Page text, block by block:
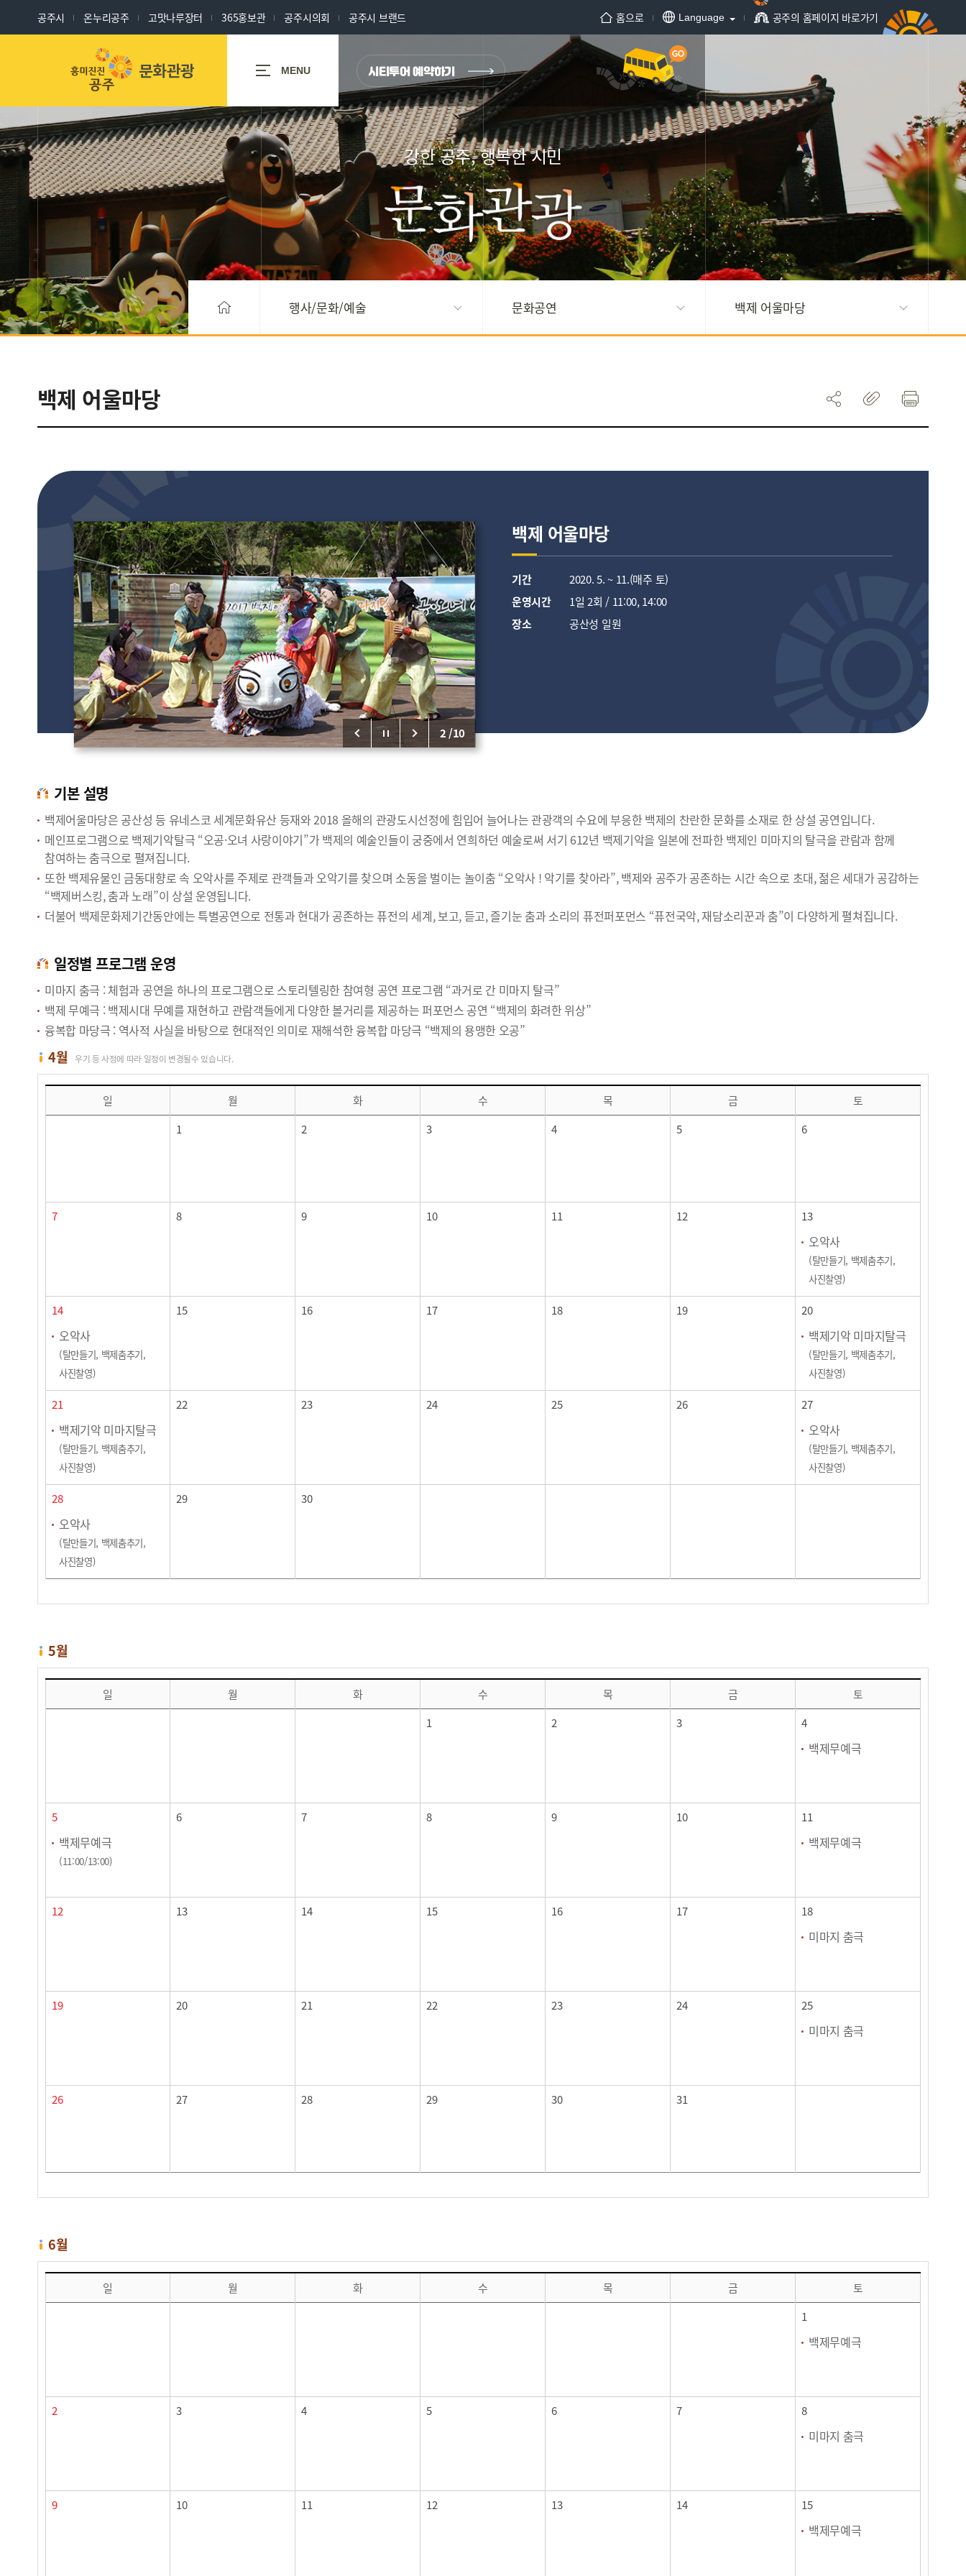
공주시 온누리공주 고맛나루장터 365홍보관 공주시의회 공주시 브랜드 홈으로 Language 공주의 홈페이지 바로가기
MENU
세계유산도시
공주
공주
관광명소
축제/체험/
역사
행사/문화/
쇼핑
추천여행
관광도우미
강한 공주, 행복한 시민
행사/문화/예술 문화공연 백제 어울마당
백제 어울마당
2 /10
백제 어울마당
기간
2020. 5. ~ 11.(매주 토)
운영시간
1일 2회 / 11:00, 14:00
장소
공산성 일원
기본 설명
백제어울마당은 공산성 등 유네스코 세계문화유산 등재와 2018 올해의 관광도시선정에 힘입어 늘어나는 관광객의 수요에 부응한 백제의 찬란한 문화를 소재로 한 상설 공연입니다.
메인프로그램으로 백제기악탈극 “오공·오녀 사랑이야기”가 백제의 예술인들이 궁중에서 연희하던 예술로써 서기 612년 백제기악을 일본에 전파한 백제인 미마지의 탈극을 관람과 함께
참여하는 춤극으로 펼져집니다.
또한 백제유물인 금동대향로 속 오악사를 주제로 관객들과 오악기를 찾으며 소동을 벌이는 놀이춤 “오악사 ! 악기를 찾아라”, 백제와 공주가 공존하는 시간 속으로 초대, 젊은 세대가 공감하는
“백제버스킹, 춤과 노래”이 상설 운영됩니다.
더불어 백제문화제기간동안에는 특별공연으로 전통과 현대가 공존하는 퓨전의 세계, 보고, 듣고, 즐기눈 춤과 소리의 퓨전퍼포먼스 “퓨전국악, 재담소리꾼과 춤”이 다양하게 펼쳐집니다.
일정별 프로그램 운영
미마지 춤극 : 체험과 공연을 하나의 프로그램으로 스토리텔링한 참여형 공연 프로그램 “과거로 간 미마지 탈극”
백제 무예극 : 백제시대 무예를 재현하고 관람객들에게 다양한 볼거리를 제공하는 퍼포먼스 공연 “백제의 화려한 위상”
융복합 마당극 : 역사적 사실을 바탕으로 현대적인 의미로 재해석한 융복합 마당극 “백제의 용맹한 오공”
4월 우기 등 사정에 따라 일정이 변경될수 있습니다.
4월 달력 (일정별 프로그램 운영)
일
월 화 수 목 금
토
1
2 3 4 5 6
7 8 9 10 11 12 13
오악사
(탈만들기, 백제춤추기,
사진찰영)
14
오악사
(탈만들기, 백제춤추기,
사진찰영)
15 16 17 18 19 20
백제기악 미마지탈극
(탈만들기, 백제춤추기,
사진찰영)
21
백제기악 미마지탈극
(탈만들기, 백제춤추기,
사진찰영)
22 23 24 25 26 27
오악사
(탈만들기, 백제춤추기,
사진찰영)
28
오악사
(탈만들기, 백제춤추기,
사진찰영)
29 30
5월
5월 달력 (일정별 프로그램 운영)
일
월 화 수 목 금
토
1
2 3 4
백제무예극
5
백제무예극
(11:00/13:00)
6 7 8 9 10 11
백제무예극
12 13 14 15 16 17 18
미마지 춤극
19 20 21 22 23 24 25
미마지 춤극
26 27 28 29 30 31
6월
6월 달력 (일정별 프로그램 운영)
일
월 화 수 목 금
토
1
백제무예극
2 3 4 5 6 7 8
미마지 춤극
9 10 11 12 13 14 15
백제무예극